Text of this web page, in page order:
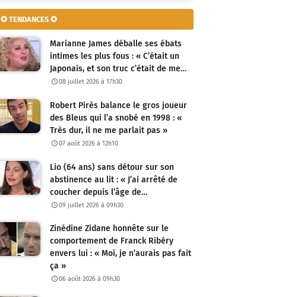
✪ TENDANCES ✪
Marianne James déballe ses ébats
intimes les plus fous : « C’était un
Japonais, et son truc c’était de me…
08 juillet 2026 à 17h30
Robert Pirès balance le gros joueur
des Bleus qui l’a snobé en 1998 : «
Très dur, il ne me parlait pas »
07 août 2026 à 12h10
Lio (64 ans) sans détour sur son
abstinence au lit : « J’ai arrêté de
coucher depuis l’âge de…
09 juillet 2026 à 09h30
Zinédine Zidane honnête sur le
comportement de Franck Ribéry
envers lui : « Moi, je n’aurais pas fait
ça »
06 août 2026 à 09h30